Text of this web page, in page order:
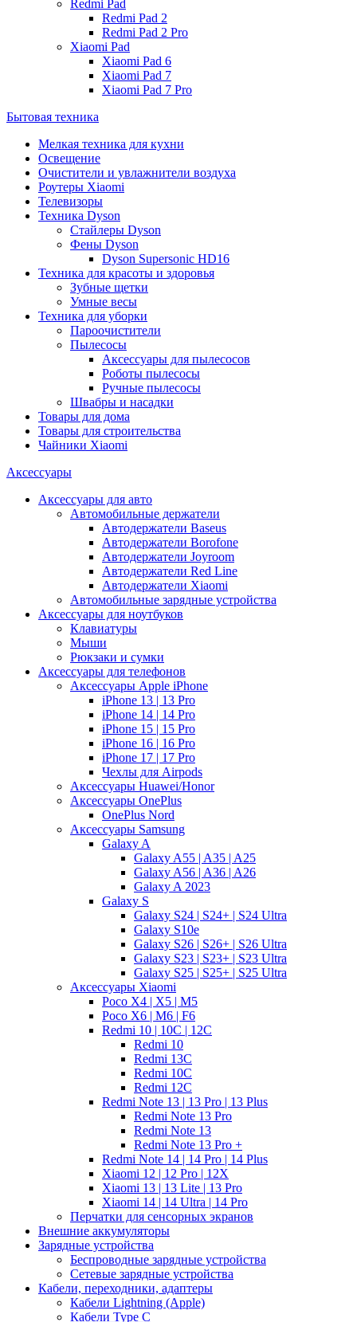
Redmi Pad
Redmi Pad 2
Redmi Pad 2 Pro
Xiaomi Pad
Xiaomi Pad 6
Xiaomi Pad 7
Xiaomi Pad 7 Pro
Бытовая техника
Мелкая техника для кухни
Освещение
Очистители и увлажнители воздуха
Роутеры Xiaomi
Телевизоры
Техника Dyson
Стайлеры Dyson
Фены Dyson
Dyson Supersonic HD16
Техника для красоты и здоровья
Зубные щетки
Умные весы
Техника для уборки
Пароочистители
Пылесосы
Аксессуары для пылесосов
Роботы пылесосы
Ручные пылесосы
Швабры и насадки
Товары для дома
Товары для строительства
Чайники Xiaomi
Аксессуары
Аксессуары для авто
Автомобильные держатели
Автодержатели Baseus
Автодержатели Borofone
Автодержатели Joyroom
Автодержатели Red Line
Автодержатели Xiaomi
Автомобильные зарядные устройства
Аксессуары для ноутбуков
Клавиатуры
Мыши
Рюкзаки и сумки
Аксессуары для телефонов
Аксессуары Apple iPhone
iPhone 13 | 13 Pro
iPhone 14 | 14 Pro
iPhone 15 | 15 Pro
iPhone 16 | 16 Pro
iPhone 17 | 17 Pro
Чехлы для Airpods
Аксессуары Huawei/Honor
Аксессуары OnePlus
OnePlus Nord
Аксессуары Samsung
Galaxy A
Galaxy A55 | A35 | A25
Galaxy A56 | A36 | A26
Galaxy A 2023
Galaxy S
Galaxy S24 | S24+ | S24 Ultra
Galaxy S10e
Galaxy S26 | S26+ | S26 Ultra
Galaxy S23 | S23+ | S23 Ultra
Galaxy S25 | S25+ | S25 Ultra
Аксессуары Xiaomi
Poco X4 | X5 | M5
Poco X6 | M6 | F6
Redmi 10 | 10C | 12C
Redmi 10
Redmi 13C
Redmi 10C
Redmi 12C
Redmi Note 13 | 13 Pro | 13 Plus
Redmi Note 13 Pro
Redmi Note 13
Redmi Note 13 Pro +
Redmi Note 14 | 14 Pro | 14 Plus
Xiaomi 12 | 12 Pro | 12X
Xiaomi 13 | 13 Lite | 13 Pro
Xiaomi 14 | 14 Ultra | 14 Pro
Перчатки для сенсорных экранов
Внешние аккумуляторы
Зарядные устройства
Беспроводные зарядные устройства
Сетевые зарядные устройства
Кабели, переходники, адаптеры
Кабели Lightning (Apple)
Кабели Type C